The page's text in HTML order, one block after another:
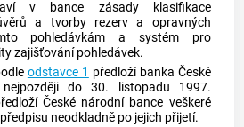
v bance zásady klasifikace
a tvorby rezerv a opravných
pohledávkám a systém pro
zajišťování pohledávek.
odstavce 1 předloží banka České
do 30. listopadu 1997.
České národní bance veškeré
neodkladně po jejich přijetí.